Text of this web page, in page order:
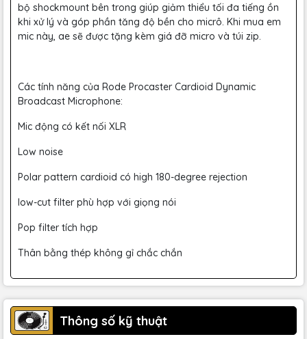
bộ shockmount bên trong giúp giảm thiểu tối đa tiếng ồn
khi xử lý và góp phần tăng độ bền cho micrô. Khi mua em
mic này, ae sẽ được tặng kèm giá đỡ micro và túi zip.
Các tính năng của Rode Procaster Cardioid Dynamic
Broadcast Microphone:
Mic động có kết nối XLR
Low noise
Polar pattern cardioid có high 180-degree rejection
low-cut filter phù hợp với giọng nói
Pop filter tích hợp
Thân bằng thép không gỉ chắc chắn
Thông số kỹ thuật